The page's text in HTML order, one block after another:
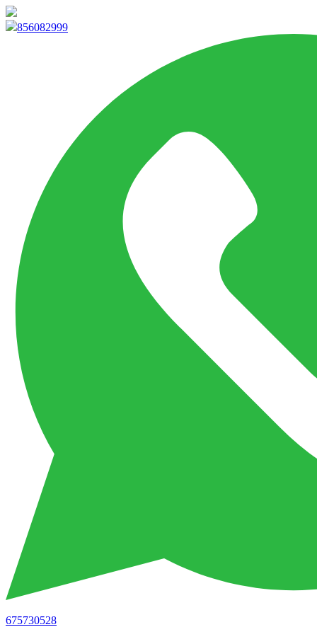
856082999
675730528